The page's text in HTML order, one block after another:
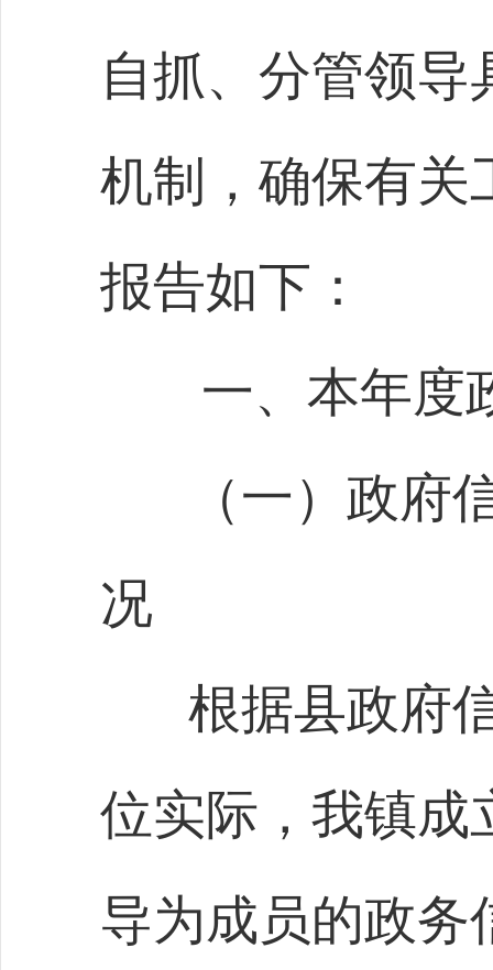
自抓、分管领
机制，确保有关
报告如下：
一、本年度
（一）政府
况
根据县政府
位实际，我镇成
导为成员的政务